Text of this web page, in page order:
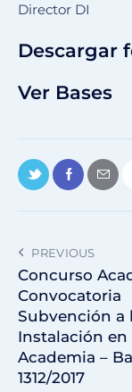
Director DI
Descargar
Ver Bases
PREVIOUS
Concurso
Convocatoria
Subvención a
Instalación en
Academia –
1312/2017